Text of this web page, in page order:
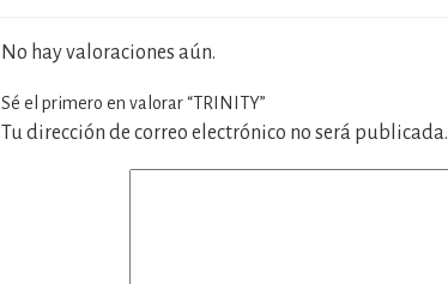
No hay valoraciones aún.
Sé el primero en valorar “TRINITY”
Tu dirección de correo electrónico no será publicada.